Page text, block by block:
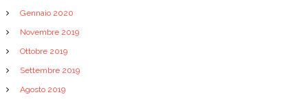
Gennaio 2020
Novembre 2019
Ottobre 2019
Settembre 2019
Agosto 2019